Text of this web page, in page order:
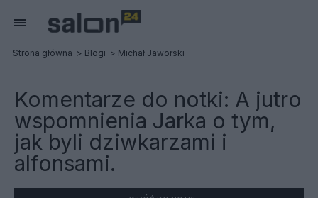
Strona główna Blogi Michał Jaworski
Komentarze do notki: A jutro
wspomnienia Jarka o tym,
jak byli dziwkarzami i
alfonsami.